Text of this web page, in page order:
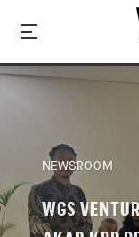
NEWSROOM
WGS